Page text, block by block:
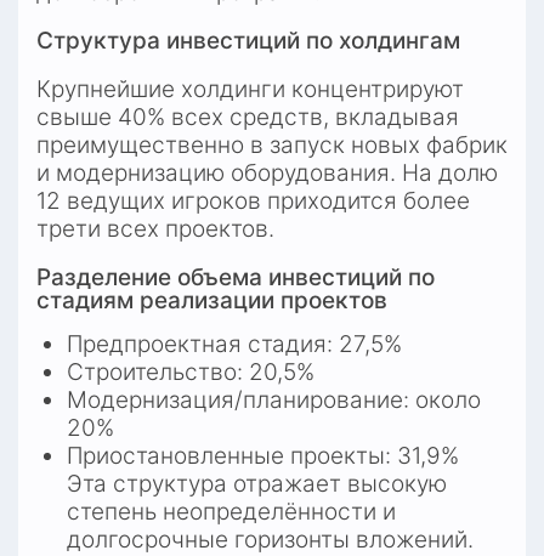
Структура инвестиций по холдингам
Крупнейшие холдинги концентрируют
свыше 40% всех средств, вкладывая
преимущественно в запуск новых фабрик
и модернизацию оборудования. На долю
12 ведущих игроков приходится более
трети всех проектов.
Разделение объема инвестиций по
стадиям реализации проектов
Предпроектная стадия: 27,5%
Строительство: 20,5%
Модернизация/планирование: около
20%
Приостановленные проекты: 31,9%
Эта структура отражает высокую
степень неопределённости и
долгосрочные горизонты вложений.